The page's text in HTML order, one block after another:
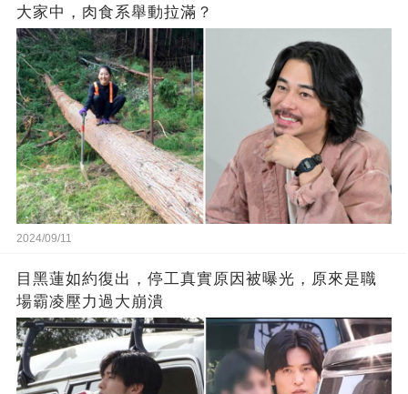
大家中，肉食系舉動拉滿？
2024/09/11
目黑蓮如約復出，停工真實原因被曝光，原來是職
場霸凌壓力過大崩潰